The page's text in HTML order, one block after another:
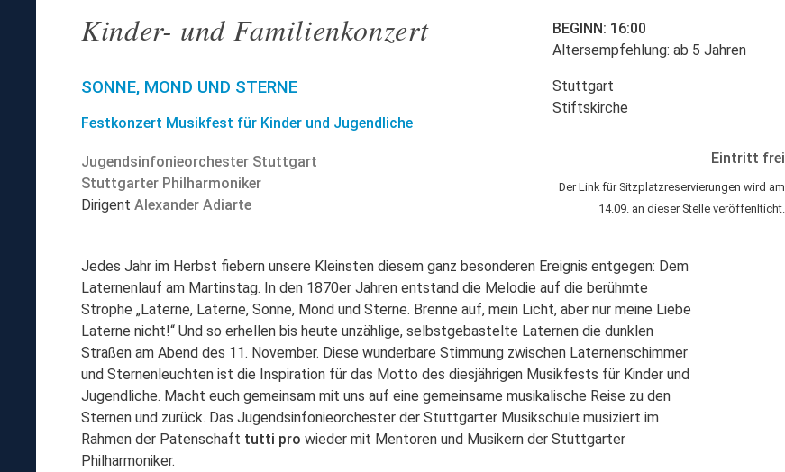
Kinder- und Familienkonzert
BEGINN: 16:00
Altersempfehlung: ab 5 Jahren
Stuttgart
Stiftskirche
Eintritt frei
Der Link für Sitzplatzreservierungen wird am
14.09. an dieser Stelle veröffenlticht.
SONNE, MOND UND STERNE
Festkonzert Musikfest für Kinder und Jugendliche
Jugendsinfonieorchester Stuttgart
Stuttgarter Philharmoniker
Dirigent Alexander Adiarte
Jedes Jahr im Herbst fiebern unsere Kleinsten diesem ganz besonderen Ereignis entgegen: Dem
Laternenlauf am Martinstag. In den 1870er Jahren entstand die Melodie auf die berühmte
Strophe „Laterne, Laterne, Sonne, Mond und Sterne. Brenne auf, mein Licht, aber nur meine Liebe
Laterne nicht!“ Und so erhellen bis heute unzählige, selbstgebastelte Laternen die dunklen
Straßen am Abend des 11. November. Diese wunderbare Stimmung zwischen Laternenschimmer
und Sternenleuchten ist die Inspiration für das Motto des diesjährigen Musikfests für Kinder und
Jugendliche. Macht euch gemeinsam mit uns auf eine gemeinsame musikalische Reise zu den
Sternen und zurück. Das Jugendsinfonieorchester der Stuttgarter Musikschule musiziert im
Rahmen der Patenschaft tutti pro wieder mit Mentoren und Musikern der Stuttgarter
Philharmoniker.